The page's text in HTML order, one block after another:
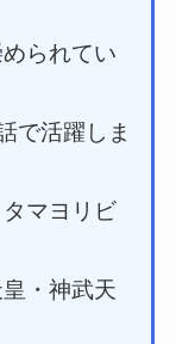
られてい
で活躍しま
マヨリビ
・神武天